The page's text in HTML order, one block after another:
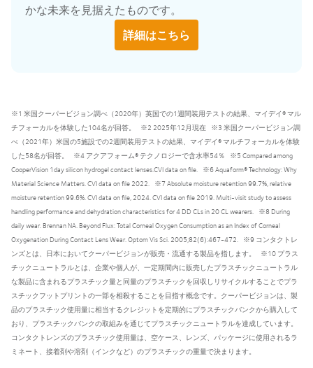
かな未来を見据えたものです。
詳細はこちら
※1 米国クーパービジョン調べ（2020年）英国での1週間装用テストの結果、マイデイ® マル
チフォーカルを体験した104名が回答。
※2 2025年12月現在 ※3 米国クーパービジョン調
べ（2021年）米国の5施設での2週間装用テストの結果、マイデイ® マルチフォーカルを体験
した58名が回答。
※4 アクアフォーム® テクノロジーで含水率54％ ※5 Compared among
CooperVision 1day silicon hydrogel contact lenses.CVI data on file. ※6 Aquaform® Technology: Why
Material Science Matters. CVI data on file 2022. ※7 Absolute moisture retention 99.7%, relative
moisture retention 99.6%. CVI data on file, 2024. CVI data on file 2019. Multi-visit study to assess
handling performance and dehydration characteristics for 4 DD CLs in 20 CL wearers. ※8 During
daily wear. Brennan NA. Beyond Flux: Total Corneal Oxygen Consumption as an Index of Corneal
Oxygenation During Contact Lens Wear. Optom Vis Sci. 2005;82(6):467-472. ※9 コンタクトレ
ンズとは、日本においてクーパービジョンが販売・流通する製品を指します。
※10 プラス
チックニュートラルとは、企業や個人が、一定期間内に販売したプラスチックニュートラル
な製品に含まれるプラスチック量と同量のプラスチックを回収しリサイクルすることでプラ
スチックフットプリントの一部を相殺することを目指す概念です。クーパービジョンは、製
品のプラスチック使用量に相当するクレジットを定期的にプラスチックバンクから購入して
おり、プラスチックバンクの取組みを通じてプラスチックニュートラルを達成しています。
コンタクトレンズのプラスチック使用量は、空ケース、レンズ、パッケージに使用されるラ
ミネート、接着剤や溶剤（インクなど）のプラスチックの重量で決まります。